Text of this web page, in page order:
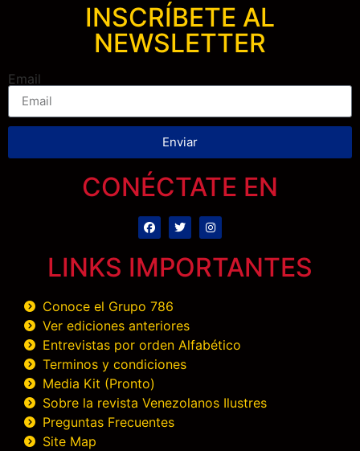
INSCRÍBETE AL
NEWSLETTER
Email
Enviar
CONÉCTATE EN
LINKS IMPORTANTES
Conoce el Grupo 786
Ver ediciones anteriores
Entrevistas por orden Alfabético
Terminos y condiciones
Media Kit (Pronto)
Sobre la revista Venezolanos Ilustres
Preguntas Frecuentes
Site Map